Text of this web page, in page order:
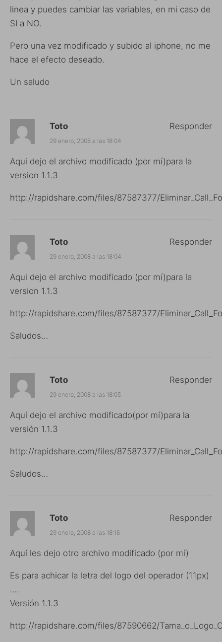
linea y puedes cambiar las variables, en mi caso de
SI a NO.
Pero una vez modificado y subido al iphone, no me
hace el efecto deseado.
Un saludo
Toto
29 enero, 2008 a las 18:04
Aqui dejo el archivo modificado (por mí)para la
version 1.1.3
http://rapidshare.com/files/87587377/
Responder
Toto
29 enero, 2008 a las 18:04
Aqui dejo el archivo modificado (por mí)para la
version 1.1.3
http://rapidshare.com/files/87587377/
Saludos…
Responder
Toto
29 enero, 2008 a las 18:05
Aquí dejo el archivo modificado(por mí)para la
versión 1.1.3
http://rapidshare.com/files/87587377/
Saludos…
Responder
Toto
29 enero, 2008 a las 18:16
Aquí les dejo otro archivo modificado (por mí)
Es para achicar la letra del logo del operador (11px)
….
Versión 1.1.3
http://rapidshare.com/files/87590662/
Responder